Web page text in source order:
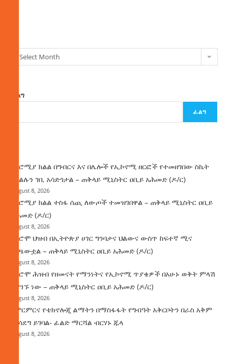
Select Month
ፈልግ
ፈልግ
በኦሮሚያ ክልል በግብርና እና በሌሎች የኢኮኖሚ ዘርፎች የተመዘገበው ስኬት
የክልሉን ገቢ አሳድጎታል – ጠቅላይ ሚኒስትር ዐቢይ አሕመድ (ዶ/ር)
August 8, 2026
በኦሮሚያ ክልል ተስፋ ሰጪ ለውጦች ተመዝገበዋል – ጠቅላይ ሚኒስትር ዐቢይ
አሕመድ (ዶ/ር)
August 8, 2026
የኦሮሞ ህዝብ በኢትዮጵያ ሀገር ግንባታና ህልውና ውስጥ ከፍተኛ ሚና
ተጫውቷል – ጠቅላይ ሚኒስትር ዐቢይ አሕመድ (ዶ/ር)
August 8, 2026
የኦሮሞ ሕዝብ የዘመናት የማንነትና የኢኮኖሚ ጥያቄዎች በአሁኑ ወቅት ምላሽ
እያገኙ ነው – ጠቅላይ ሚኒስትር ዐቢይ አሕመድ (ዶ/ር)
August 8, 2026
የምርምርና የቴክኖሎጂ ልማትን በማስፋፋት የግብዓት አቅርቦትን በራስ አቅም
ማሳደግ ይገባል- ፊልድ ማርሻል ብርሃኑ ጁላ
August 8, 2026